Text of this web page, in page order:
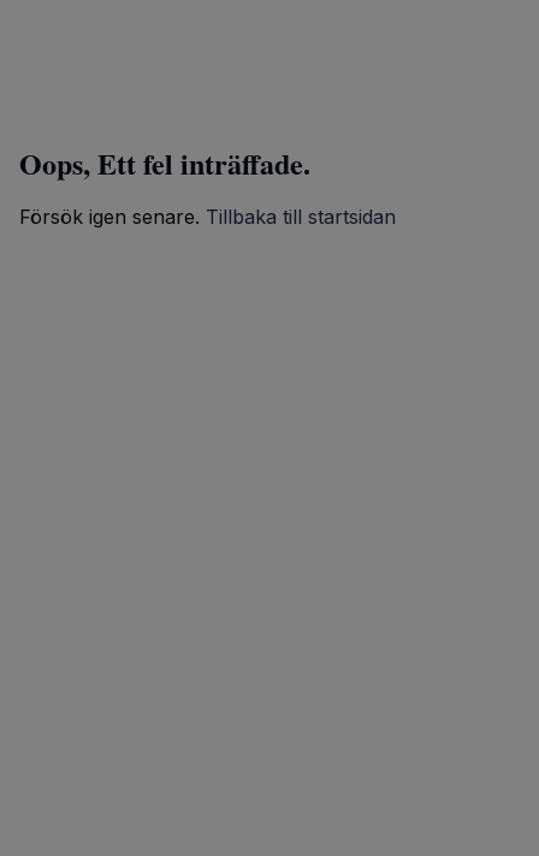
Oops, Ett fel inträffade.
Försök igen senare. Tillbaka till startsidan